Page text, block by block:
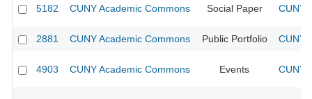
5182 CUNY Academic Commons Social Paper CUNY
2881 CUNY Academic Commons Public Portfolio CUNY
4903 CUNY Academic Commons Events CUNY